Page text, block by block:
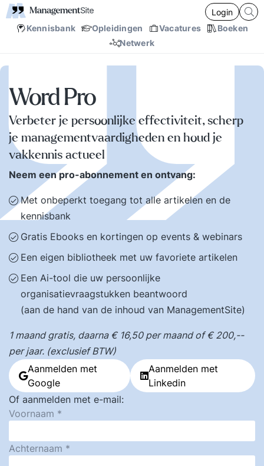
Kennisbank Opleidingen Vacatures
Boeken
Netwerk
Login
Word Pro
Verbeter je persoonlijke effectiviteit, scherp
je managementvaardigheden en houd je
vakkennis actueel
Neem een pro-abonnement en ontvang:
Met onbeperkt toegang tot alle artikelen en de
kennisbank
Gratis Ebooks en kortingen op events & webinars
Een eigen bibliotheek met uw favoriete artikelen
Een Ai-tool die uw persoonlijke
organisatievraagstukken beantwoord
(aan de hand van de inhoud van ManagementSite)
1 maand gratis, daarna € 16,50 per maand of € 200,--
per jaar. (exclusief BTW)
Aanmelden met
Google
Aanmelden met
Linkedin
Of aanmelden met e-mail:
Voornaam
Achternaam